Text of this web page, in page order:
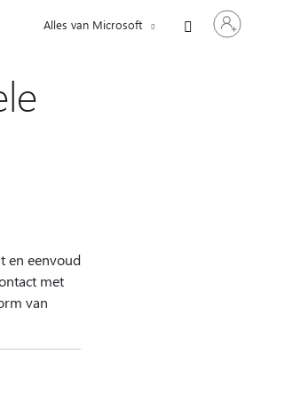
Alles van Microsoft
Meld
je
aan
en eenvoud
met
van